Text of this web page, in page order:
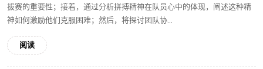
拔赛的重要性；接着，通过分析拼搏精神在队员心中的体现，阐述这种精
神如何激励他们克服困难；然后，将探讨团队协...
阅读